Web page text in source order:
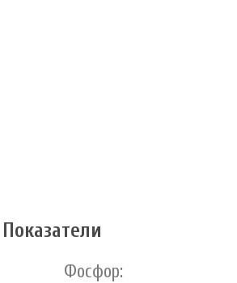
Показатели
Фосфор: